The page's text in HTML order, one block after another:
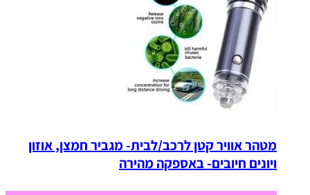
מטהר אוויר קטן לרכב/לבית- מגביר חמצן, אוזון
ויונים חיובים- באספקה מהירה